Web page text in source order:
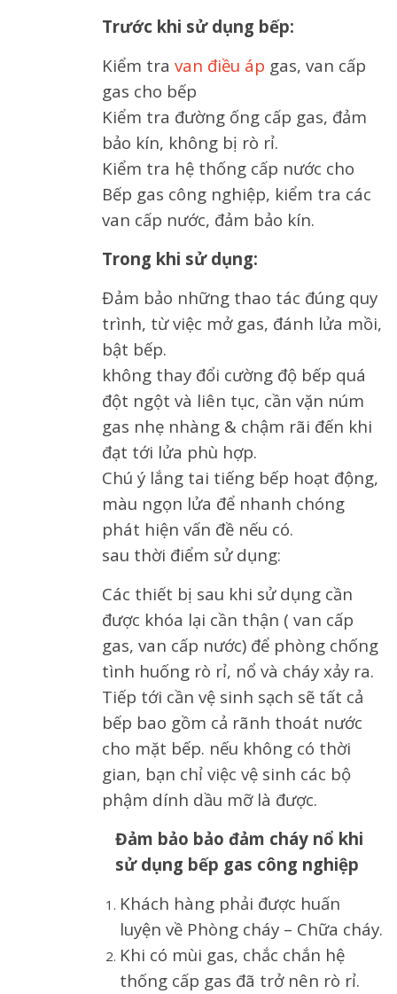
Trước khi sử dụng bếp:
Kiểm tra van điều áp gas, van cấp
gas cho bếp
Kiểm tra đường ống cấp gas, đảm
bảo kín, không bị rò rỉ.
Kiểm tra hệ thống cấp nước cho
Bếp gas công nghiệp, kiểm tra các
van cấp nước, đảm bảo kín.
Trong khi sử dụng:
Đảm bảo những thao tác đúng quy
trình, từ việc mở gas, đánh lửa mồi,
bật bếp.
không thay đổi cường độ bếp quá
đột ngột và liên tục, cần vặn núm
gas nhẹ nhàng & chậm rãi đến khi
đạt tới lửa phù hợp.
Chú ý lắng tai tiếng bếp hoạt động,
màu ngọn lửa để nhanh chóng
phát hiện vấn đề nếu có.
sau thời điểm sử dụng:
Các thiết bị sau khi sử dụng cần
được khóa lại cần thận ( van cấp
gas, van cấp nước) để phòng chống
tình huống rò rỉ, nổ và cháy xảy ra.
Tiếp tới cần vệ sinh sạch sẽ tất cả
bếp bao gồm cả rãnh thoát nước
cho mặt bếp. nếu không có thời
gian, bạn chỉ việc vệ sinh các bộ
phậm dính dầu mỡ là được.
Đảm bảo bảo đảm cháy nổ khi
sử dụng bếp gas công nghiệp
Khách hàng phải được huấn
luyện về Phòng cháy – Chữa cháy.
Khi có mùi gas, chắc chắn hệ
thống cấp gas đã trở nên rò rỉ.